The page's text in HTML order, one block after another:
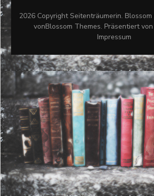
2026 CopyrightSeitenträumerin.
vonBlossom Themes. Präsentiert von
Impressum